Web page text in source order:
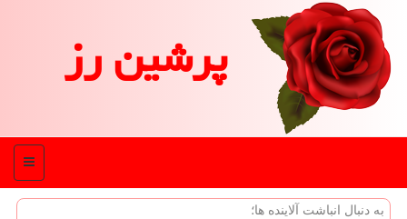
پرشین رز
منو
به دنبال انباشت آلاینده ها؛